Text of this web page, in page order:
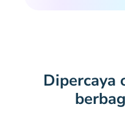
Dipercaya